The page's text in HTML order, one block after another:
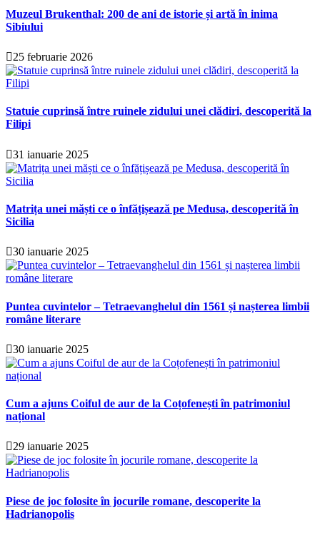
Muzeul Brukenthal: 200 de ani de istorie și artă în inima
Sibiului
25 februarie 2026
Statuie cuprinsă între ruinele zidului unei clădiri, descoperită la
Filipi
31 ianuarie 2025
Matrița unei măști ce o înfățișează pe Medusa, descoperită în
Sicilia
30 ianuarie 2025
Puntea cuvintelor – Tetraevanghelul din 1561 și nașterea limbii
române literare
30 ianuarie 2025
Cum a ajuns Coiful de aur de la Coțofenești în patrimoniul
național
29 ianuarie 2025
Piese de joc folosite în jocurile romane, descoperite la
Hadrianopolis